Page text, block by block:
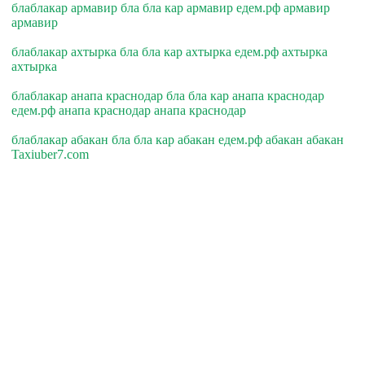
блаблакар армавир бла бла кар армавир едем.рф армавир
армавир
блаблакар ахтырка бла бла кар ахтырка едем.рф ахтырка
ахтырка
блаблакар анапа краснодар бла бла кар анапа краснодар
едем.рф анапа краснодар анапа краснодар
блаблакар абакан бла бла кар абакан едем.рф абакан абакан
Taxiuber7.com